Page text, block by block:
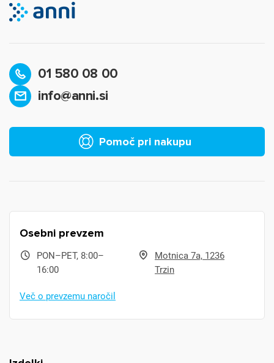
01 580 08 00
info@anni.si
Pomoč pri nakupu
Osebni prevzem
PON–PET, 8:00–
16:00
Motnica 7a, 1236
Trzin
Več o prevzemu naročil
Prijava
Za dodajanje na seznam želja morate biti prijavljeni.